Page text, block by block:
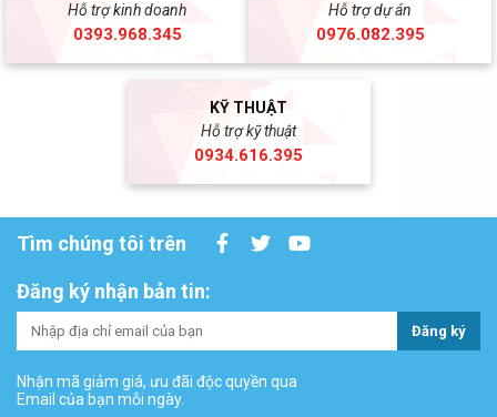
Hỗ trợ kinh doanh
0393.968.345
Hỗ trợ dự án
0976.082.395
KỸ THUẬT
Hỗ trợ kỹ thuật
0934.616.395
Tìm chúng tôi trên
Đăng ký nhận bản tin:
Đăng ký
Nhận mã giảm giá, ưu đãi độc quyền qua
Email của bạn mỗi ngày.